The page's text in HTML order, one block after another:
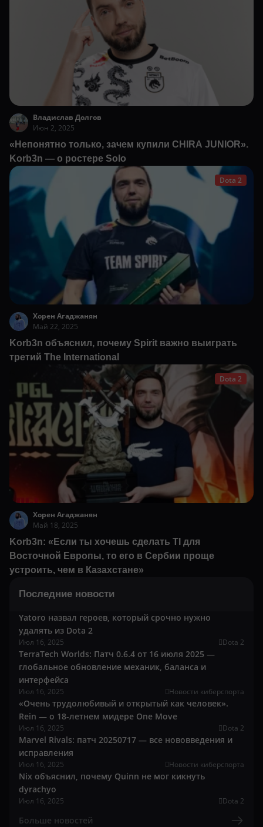
Владислав Долгов
Июн 2, 2025
«Непонятно только, зачем купили CHIRA JUNIOR».
Korb3n — о ростере Solo
Dota 2
Хорен Агаджанян
Май 22, 2025
Korb3n объяснил, почему Spirit важно выиграть
третий The International
Dota 2
Хорен Агаджанян
Май 18, 2025
Korb3n: «Если ты хочешь сделать TI для
Восточной Европы, то его в Сербии проще
устроить, чем в Казахстане»
Последние новости
Yatoro назвал героев, который срочно нужно
удалять из Dota 2
Июл 16, 2025 Dota 2
TerraTech Worlds: Патч 0.6.4 от 16 июля 2025 —
глобальное обновление механик, баланса и
интерфейса
Июл 16, 2025 Новости киберспорта
«Очень трудолюбивый и открытый как человек».
Rein — о 18-летнем мидере One Move
Июл 16, 2025 Dota 2
Marvel Rivals: патч 20250717 — все нововведения и
исправления
Июл 16, 2025 Новости киберспорта
Nix объяснил, почему Quinn не мог кикнуть
dyrachyo
Июл 16, 2025 Dota 2
Больше новостей